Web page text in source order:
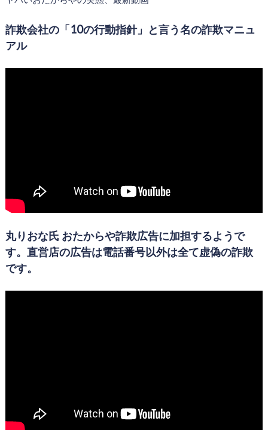
詐欺会社の「10の行動指針」と言う名の詐欺マニュ
アル
丸りおな氏 おたからや詐欺広告に加担するようで
す。直営店の広告は電話番号以外は全て虚偽の詐欺
です。